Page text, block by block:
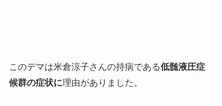
このデマは米倉涼子さんの持病である低髄液圧症
候群の症状に理由がありました。